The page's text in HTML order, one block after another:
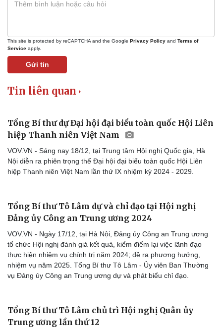
Doanh nghiệp
Thông tin doanh nghiệp
Doanh nghiệp 24h
Doanh nhân
Sành điệu
Tin Công nghệ
Trải nghiệm
This site is protected by reCAPTCHA and the Google Privacy Policy and Terms of
Service apply.
Gửi tin
Tin liên quan
Tổng Bí thư dự Đại hội đại biểu toàn quốc Hội Liên
hiệp Thanh niên Việt Nam
VOV.VN - Sáng nay 18/12, tại Trung tâm Hội nghị Quốc gia, Hà
Nội diễn ra phiên trọng thể Đại hội đại biểu toàn quốc Hội Liên
hiệp Thanh niên Việt Nam lần thứ IX nhiệm kỳ 2024 - 2029.
Tổng Bí thư Tô Lâm dự và chỉ đạo tại Hội nghị
Đảng ủy Công an Trung ương 2024
VOV.VN - Ngày 17/12, tại Hà Nội, Đảng ủy Công an Trung ương
tổ chức Hội nghị đánh giá kết quả, kiểm điểm lại việc lãnh đạo
thực hiện nhiệm vụ chính trị năm 2024; đề ra phương hướng,
nhiệm vụ năm 2025. Tổng Bí thư Tô Lâm - Ủy viên Ban Thường
vụ Đảng ủy Công an Trung ương dự và phát biểu chỉ đạo.
Tổng Bí thư Tô Lâm chủ trì Hội nghị Quân ủy
Trung ương lần thứ 12